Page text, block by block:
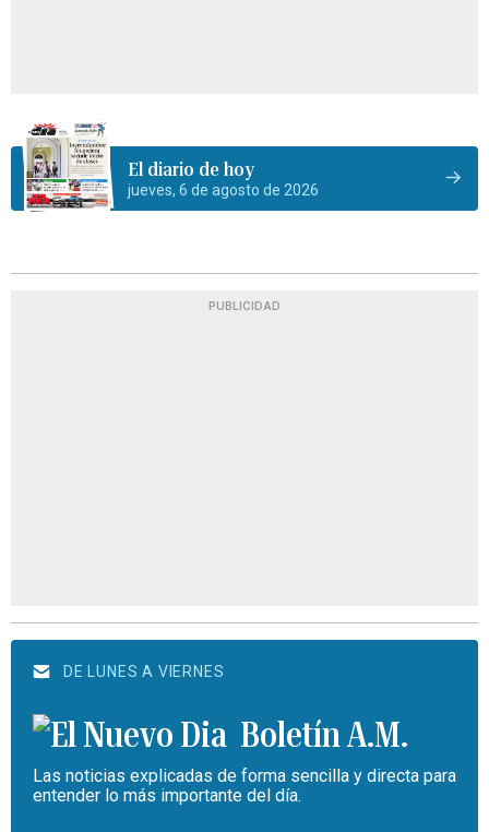
El diario de hoy
jueves, 6 de agosto de 2026
PUBLICIDAD
DE LUNES A VIERNES
Boletín A.M.
Las noticias explicadas de forma sencilla y directa para
entender lo más importante del día.